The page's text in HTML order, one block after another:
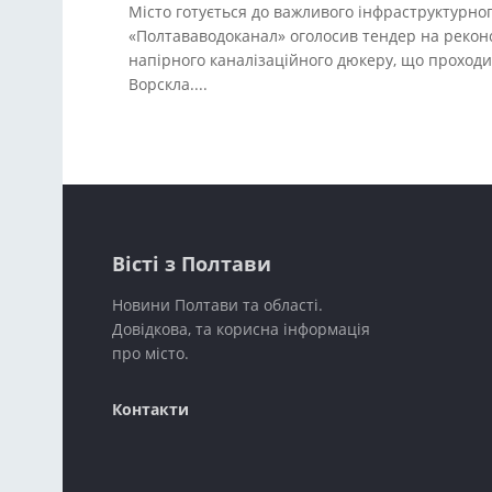
Місто готується до важливого
«Полтававодоканал» оголосив тендер на
напірного каналізаційного дюкеру, що
Ворскла....
Вісті з Полтави
Новини Полтави та області.
Довідкова, та корисна інформація
про місто.
Контакти